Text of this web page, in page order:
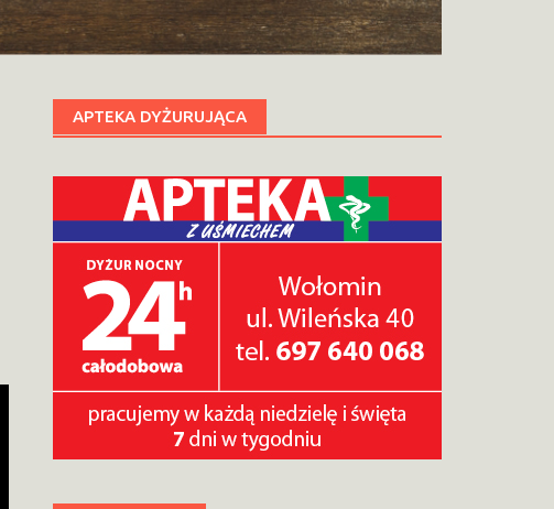
APTEKA DYŻURUJĄCA